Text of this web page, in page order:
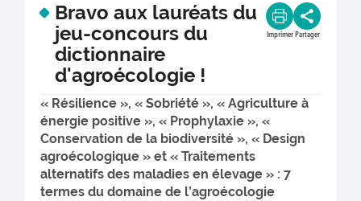
Bravo aux lauréats du
jeu-concours du
dictionnaire
d'agroécologie !
Imprimer Partager
« Résilience », « Sobriété », « Agriculture à
énergie positive », « Prophylaxie », «
Conservation de la biodiversité », « Design
agroécologique » et « Traitements
alternatifs des maladies en élevage » : 7
termes du domaine de l’agroécologie